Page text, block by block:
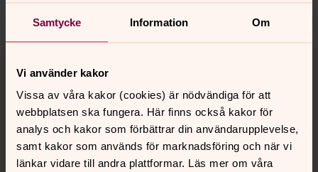
Samtycke Information Om
Vi använder kakor
Vissa av våra kakor (cookies) är nödvändiga för att
webbplatsen ska fungera. Här finns också kakor för
analys och kakor som förbättrar din användarupplevelse,
samt kakor som används för marknadsföring och när vi
länkar vidare till andra plattformar. Läs mer om våra
Dela
Kontakt